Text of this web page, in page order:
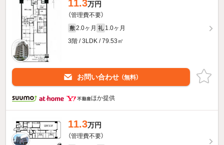
11.3万円
（管理費不要）
敷 2.0ヶ月 礼 1.0ヶ月
3階 / 3LDK / 79.53㎡
お問い合わせ （無料）
ほか提供
11.3万円
（管理費不要）